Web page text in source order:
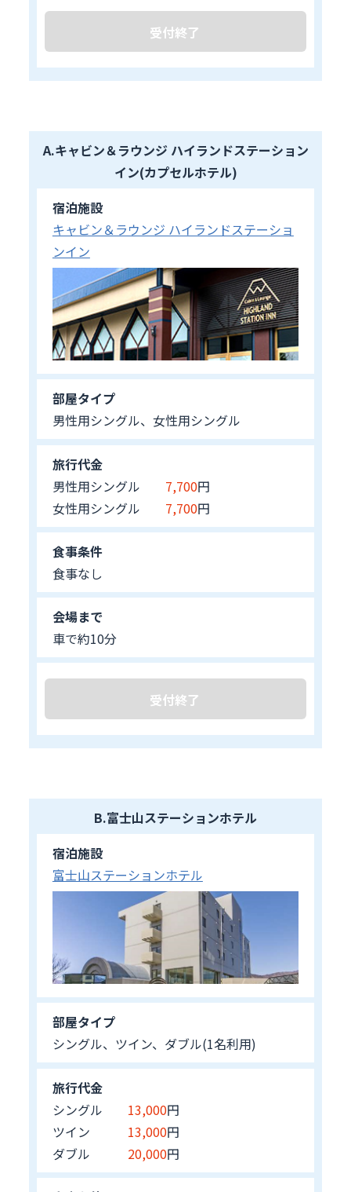
受付終了
A.キャビン＆ラウンジ ハイランドステーション
イン(カプセルホテル)
宿泊施設
キャビン＆ラウンジ ハイランドステーショ
ンイン
部屋タイプ
男性用シングル、女性用シングル
旅行代金
男性用シングル 7,700円
女性用シングル 7,700円
食事条件
食事なし
会場まで
車で約10分
受付終了
B.富士山ステーションホテル
宿泊施設
富士山ステーションホテル
部屋タイプ
シングル、ツイン、ダブル(1名利用)
旅行代金
シングル 13,000円
ツイン 13,000円
ダブル 20,000円